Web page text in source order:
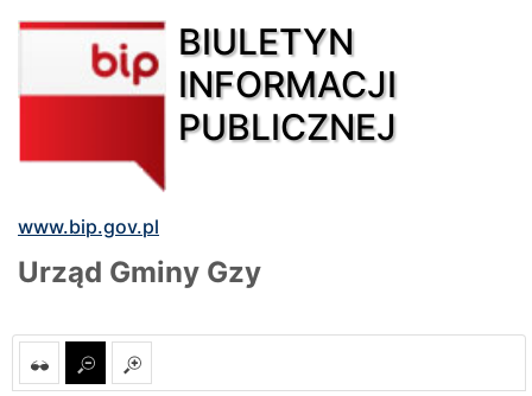
BIULETYN
INFORMACJI
PUBLICZNEJ
www.bip.gov.pl
Urząd Gminy Gzy